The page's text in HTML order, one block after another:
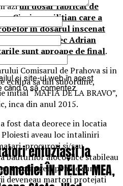
aziun dosar fabricat de
Ciprian, militian care a
in dosarul inscenat
de Prahova, ec Adrian
sunt aproape de final.
Comisarul de Prahova si in
echipa sa din subordine,
initial “MAFIA DE LA BRAVO”,
inca din anul 2015.
fost data deorece in locatia
aveau loc intaliniri
procurori si/sau
bauturilor alocoolice stabileau
ce plangeri penale sunt
deveneau martori protejati
și site-ul web în acest
când o să comentez.
entuziaști la
ÎN PIELEA MEA,